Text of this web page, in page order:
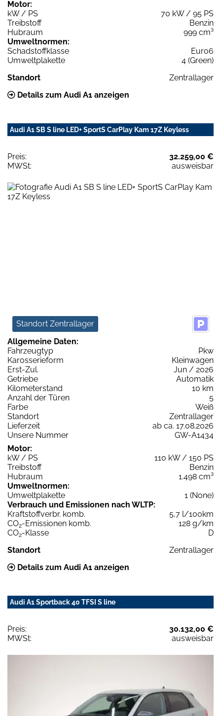
Motor:
kW / PS
70 kW / 95 PS
Treibstoff
Benzin
Hubraum
999 cm³
Umweltnormen:
Schadstoffklasse
Euro6
Umweltplakette
4 (Green)
Standort
Zentrallager
Details zum Audi A1 anzeigen
Audi A1 SB S line LED+ SportS CarPlay Kam 17Z Keyless
Preis:
32.259,00 €
MWSt:
ausweisbar
Standort Zentrallager
Allgemeine Daten:
Fahrzeugtyp
Pkw
Karosserieform
Kleinwagen
Erst-Zul.
Jun / 2026
Getriebe
Automatik
Kilometerstand
10 km
Anzahl der Türen
5
Farbe
Weiß
Standort
Zentrallager
Lieferzeit
ab ca. 17.08.2026
Unsere Nummer
GW-A1434
Motor:
kW / PS
110 kW / 150 PS
Treibstoff
Benzin
Hubraum
1.498 cm³
Umweltnormen:
Umweltplakette
1 (None)
Verbrauch und Emissionen nach WLTP:
Kraftstoffverbr. komb.
5,7 l/100km
CO2-Emissionen komb.
128 g/km
CO2-Klasse
D
Standort
Zentrallager
Details zum Audi A1 anzeigen
Audi A1 Sportback 40 TFSI S line
Preis:
30.132,00 €
MWSt:
ausweisbar